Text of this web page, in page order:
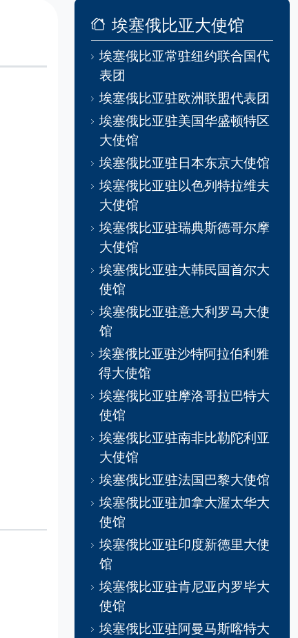
埃塞俄比亚大使馆
埃塞俄比亚常驻纽约联合国代
表团
埃塞俄比亚驻欧洲联盟代表团
埃塞俄比亚驻美国华盛顿特区
大使馆
埃塞俄比亚驻日本东京大使馆
埃塞俄比亚驻以色列特拉维夫
大使馆
埃塞俄比亚驻瑞典斯德哥尔摩
大使馆
埃塞俄比亚驻大韩民国首尔大
使馆
埃塞俄比亚驻意大利罗马大使
馆
埃塞俄比亚驻沙特阿拉伯利雅
得大使馆
埃塞俄比亚驻摩洛哥拉巴特大
使馆
埃塞俄比亚驻南非比勒陀利亚
大使馆
埃塞俄比亚驻法国巴黎大使馆
埃塞俄比亚驻加拿大渥太华大
使馆
埃塞俄比亚驻印度新德里大使
馆
埃塞俄比亚驻肯尼亚内罗毕大
使馆
埃塞俄比亚驻阿曼马斯喀特大